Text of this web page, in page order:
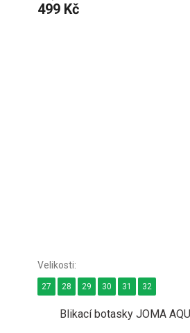
499 Kč
Blikací botasky JOMA
27 28 29 30 31 32